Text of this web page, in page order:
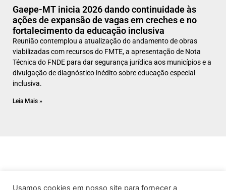
Gaepe-MT inicia 2026 dando continuidade às
ações de expansão de vagas em creches e no
fortalecimento da educação inclusiva
Reunião contemplou a atualização do andamento de obras
viabilizadas com recursos do FMTE, a apresentação de Nota
Técnica do FNDE para dar segurança jurídica aos municípios e a
divulgação de diagnóstico inédito sobre educação especial
inclusiva.
Leia Mais »
Usamos cookies em nosso site para fornecer a